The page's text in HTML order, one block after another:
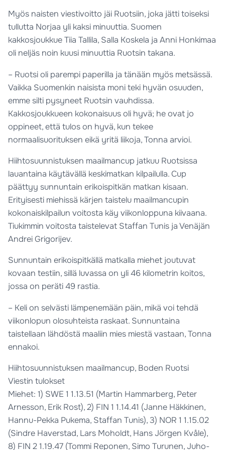
Myös naisten viestivoitto jäi Ruotsiin, joka jätti toiseksi
tullutta Norjaa yli kaksi minuuttia. Suomen
kakkosjoukkue Tiia Tallila, Salla Koskela ja Anni Honkimaa
oli neljäs noin kuusi minuuttia Ruotsin takana.
– Ruotsi oli parempi paperilla ja tänään myös metsässä.
Vaikka Suomenkin naisista moni teki hyvän osuuden,
emme silti pysyneet Ruotsin vauhdissa.
Kakkosjoukkueen kokonaisuus oli hyvä; he ovat jo
oppineet, että tulos on hyvä, kun tekee
normaalisuorituksen eikä yritä liikoja, Tonna arvioi.
Hiihtosuunnistuksen maailmancup jatkuu Ruotsissa
lauantaina käytävällä keskimatkan kilpailulla. Cup
päättyy sunnuntain erikoispitkän matkan kisaan.
Erityisesti miehissä kärjen taistelu maailmancupin
kokonaiskilpailun voitosta käy viikonloppuna kiivaana.
Tiukimmin voitosta taistelevat Staffan Tunis ja Venäjän
Andrei Grigorijev.
Sunnuntain erikoispitkällä matkalla miehet joutuvat
kovaan testiin, sillä luvassa on yli 46 kilometrin koitos,
jossa on peräti 49 rastia.
– Keli on selvästi lämpenemään päin, mikä voi tehdä
viikonlopun olosuhteista raskaat. Sunnuntaina
taistellaan lähdöstä maaliin mies miestä vastaan, Tonna
ennakoi.
Hiihtosuunnistuksen maailmancup, Boden Ruotsi
Viestin tulokset
Miehet: 1) SWE 1 1.13.51 (Martin Hammarberg, Peter
Arnesson, Erik Rost), 2) FIN 1 1.14.41 (Janne Häkkinen,
Hannu-Pekka Pukema, Staffan Tunis), 3) NOR 1 1.15.02
(Sindre Haverstad, Lars Moholdt, Hans Jörgen Kvåle),
8) FIN 2 1.19.47 (Tommi Reponen, Simo Turunen, Juho-